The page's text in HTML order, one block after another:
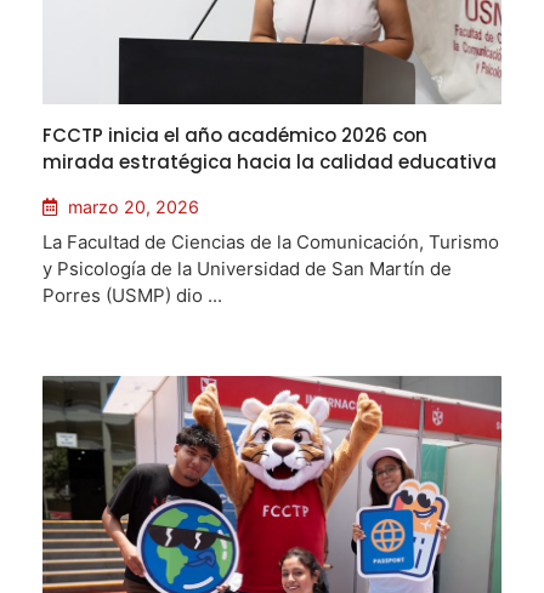
FCCTP inicia el año académico 2026 con
mirada estratégica hacia la calidad educativa
marzo 20, 2026
La Facultad de Ciencias de la Comunicación, Turismo
y Psicología de la Universidad de San Martín de
Porres (USMP) dio ...